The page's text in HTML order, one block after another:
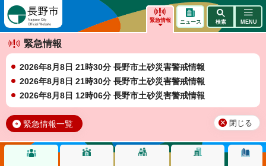
緊急情報
緊急情報
2026年8月8日 21時30分 長野市土砂災害警戒情報
2026年8月8日 21時30分 長野市土砂災害警戒情報
2026年8月8日 12時06分 長野市土砂災害警戒情報
緊急情報一覧 閉じる
ニュース 検索 MENU